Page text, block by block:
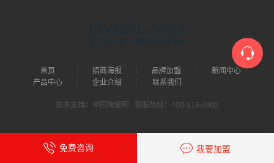
首页 招商海报 品牌加盟
新闻中心
产品中心
企业介绍 联系我们
技术支持：中国陶瓷网 客服热线：400-115-2002
免费咨询 我要加盟